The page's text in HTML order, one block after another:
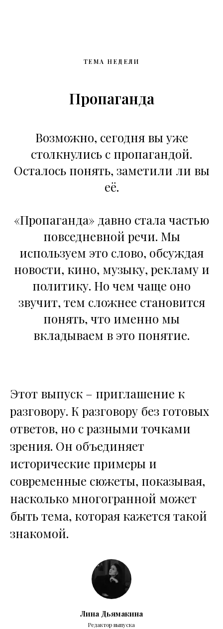
ТЕМА НЕДЕЛИ
Пропаганда
Возможно, сегодня вы уже
столкнулись с пропагандой.
Осталось понять, заметили ли вы
её.
«Пропаганда» давно стала частью
повседневной речи. Мы
используем это слово, обсуждая
новости, кино, музыку, рекламу и
политику. Но чем чаще оно
звучит, тем сложнее становится
понять, что именно мы
вкладываем в это понятие.
Этот выпуск – приглашение к
разговору. К разговору без готовых
ответов, но с разными точками
зрения. Он объединяет
исторические примеры и
современные сюжеты, показывая,
насколько многогранной может
быть тема, которая кажется такой
знакомой.
Лина Дьямакина
Редактор выпуска